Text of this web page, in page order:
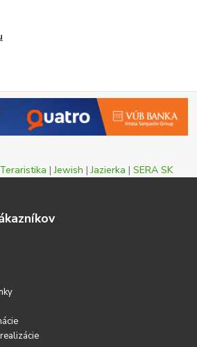
Teraristika |Jewish |Jazierka | SERA SK